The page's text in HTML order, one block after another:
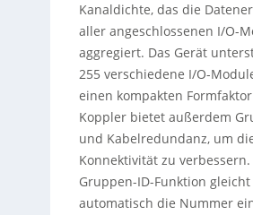
Kanaldichte, das die
aller angeschlossenen I/O-
aggregiert. Das Gerät
255 verschiedene I/O-
einen kompakten
Koppler bietet außerdem
und Kabelredundanz, um
Konnektivität zu verbessern.
Gruppen-ID-Funktion gleicht
automatisch die Nummer